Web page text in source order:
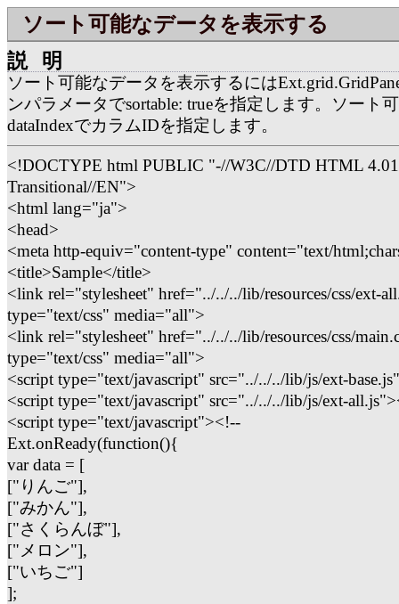
ソート可能なデータを表示する
説明
ソート可能なデータを表示するには
ンパラメータでsortable: trueを指定します。ソート
dataIndexでカラムIDを指定します。
<!DOCTYPE html PUBLIC "-//W3C//DTD HTML 4.01
Transitional//EN">
<html lang="ja">
<head>
<meta http-equiv="content-type" content="text/
<title>Sample</title>
<link rel="stylesheet" href="../../../lib/resources/css/ext-
type="text/css" media="all">
<link rel="stylesheet" href="../../../lib/resources/css/
type="text/css" media="all">
<script type="text/javascript" src="../../../lib/js/ext-
<script type="text/javascript" src="../../../lib/js/ext-
<script type="text/javascript"><!--
Ext.onReady(function(){
var data = [
["りんご"],
["みかん"],
["さくらんぼ"],
["メロン"],
["いちご"]
];